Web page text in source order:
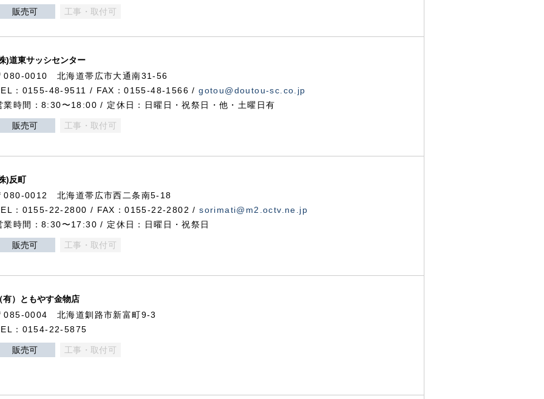
販売可 工事・取付可
)道東サッシセンター
080-0010 北海道帯広市大通南31-56
：0155-48-9511 / FAX：0155-48-1566 /gotou@doutou-sc.co.jp
業時間：8:30〜18:00 / 定休日：日曜日・祝祭日・他・土曜日有
販売可 工事・取付可
)反町
080-0012 北海道帯広市西二条南5-18
：0155-22-2800 / FAX：0155-22-2802 /sorimati@m2.octv.ne.jp
業時間：8:30〜17:30 / 定休日：日曜日・祝祭日
販売可 工事・取付可
有）ともやす金物店
085-0004 北海道釧路市新富町9-3
：0154-22-5875
販売可 工事・取付可